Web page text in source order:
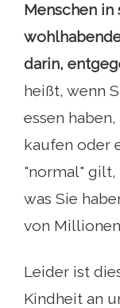
Menschen
darin,
heißt, wenn
essen
kaufen oder
"normal" gilt,
was Sie
von
Leider ist
Kindheit an